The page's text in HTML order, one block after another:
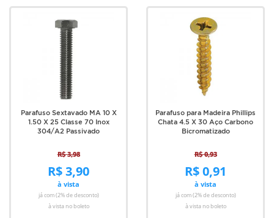
Parafuso Sextavado MA 10 X
1.50 X 25 Classe 70 Inox
304/A2 Passivado
R$ 3,98
R$ 3,90
à vista
já com (2% de desconto)
à vista no boleto
Parafuso para Madeira Phillips
Chata 4.5 X 30 Aço Carbono
Bicromatizado
R$ 0,93
R$ 0,91
à vista
já com (2% de desconto)
à vista no boleto